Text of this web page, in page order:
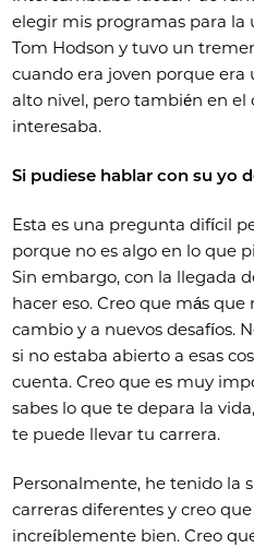
elegir mis programas para la
Tom Hodson y tuvo un
cuando era joven porque
alto nivel, pero también en
interesaba.
Si pudiese hablar con su yo
Esta es una pregunta difícil
porque no es algo en lo que
Sin embargo, con la llegada
hacer eso. Creo que más
cambio y a nuevos desafíos.
si no estaba abierto a esas
cuenta. Creo que es muy
sabes lo que te depara la
te puede llevar tu carrera.
Personalmente, he tenido la
carreras diferentes y creo
increíblemente bien. Creo